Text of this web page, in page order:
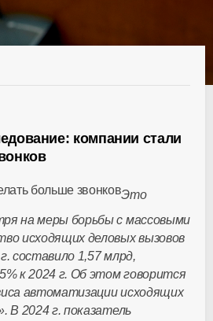
компании стали
Это
на меры борьбы с массовыми
исходящих деловых вызовов
составило 1,57 млрд,
к 2024 г. Об этом говорится
автоматизации исходящих
В 2024 г. показатель